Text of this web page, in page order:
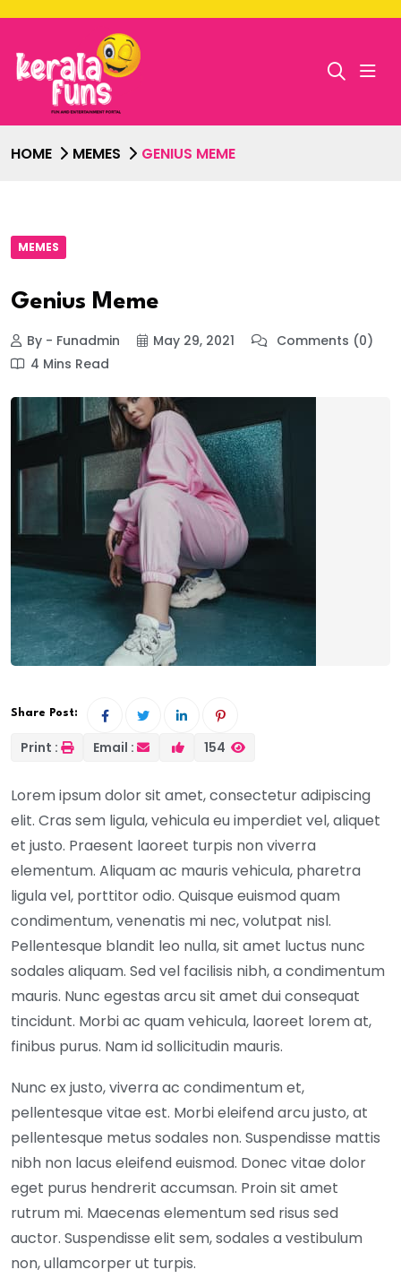
HOME MEMES GENIUS MEME
MEMES
Genius Meme
By - Funadmin May 29, 2021
Comments (0)
4 Mins Read
Share Post:
Print : Email : 154
Lorem ipsum dolor sit amet, consectetur adipiscing
elit. Cras sem ligula, vehicula eu imperdiet vel, aliquet
et justo. Praesent laoreet turpis non viverra
elementum. Aliquam ac mauris vehicula, pharetra
ligula vel, porttitor odio. Quisque euismod quam
condimentum, venenatis mi nec, volutpat nisl.
Pellentesque blandit leo nulla, sit amet luctus nunc
sodales aliquam. Sed vel facilisis nibh, a condimentum
mauris. Nunc egestas arcu sit amet dui consequat
tincidunt. Morbi ac quam vehicula, laoreet lorem at,
finibus purus. Nam id sollicitudin mauris.
Nunc ex justo, viverra ac condimentum et,
pellentesque vitae est. Morbi eleifend arcu justo, at
pellentesque metus sodales non. Suspendisse mattis
nibh non lacus eleifend euismod. Donec vitae dolor
eget purus hendrerit accumsan. Proin sit amet
rutrum mi. Maecenas elementum sed risus sed
auctor. Suspendisse elit sem, sodales a vestibulum
non, ullamcorper ut turpis.